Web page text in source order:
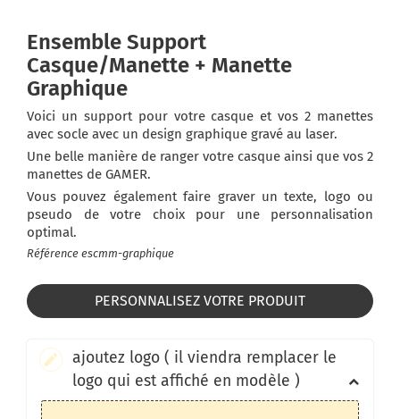
Ensemble Support
Casque/Manette + Manette
Graphique
Voici un support pour votre casque et vos 2 manettes
avec socle avec un design graphique gravé au laser.
Une belle manière de ranger votre casque ainsi que vos 2
manettes de GAMER.
Vous pouvez également faire graver un texte, logo ou
pseudo de votre choix pour une personnalisation
optimal.
Référence escmm-graphique
PERSONNALISEZ VOTRE PRODUIT
ajoutez logo ( il viendra remplacer le
logo qui est affiché en modèle )